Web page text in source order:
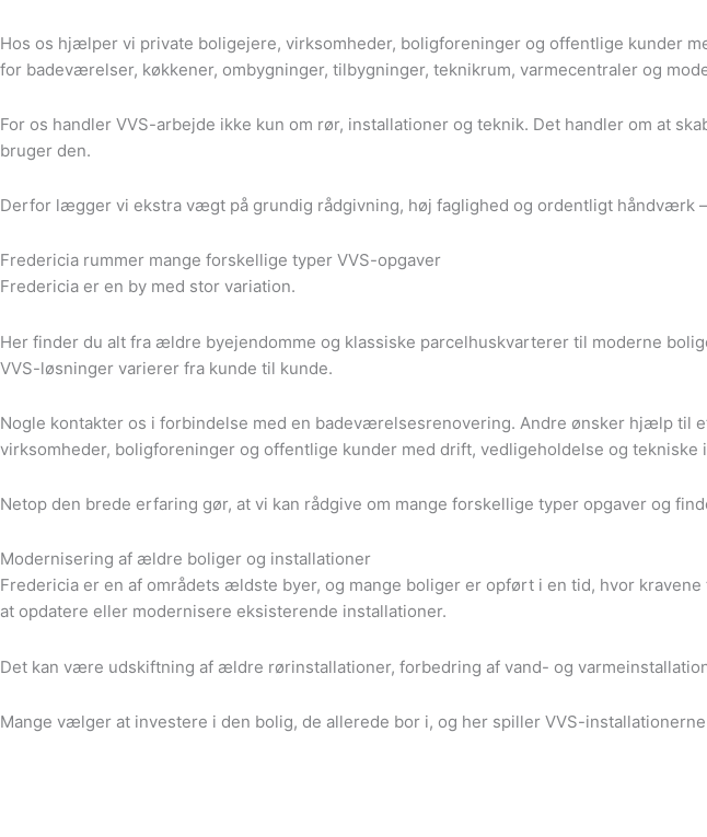
Hos os hjælper vi private boligejere, virksomheder, boligforeninger og offentlige kunder
for badeværelser, køkkener, ombygninger, tilbygninger, teknikrum, varmecentraler og
For os handler VVS-arbejde ikke kun om rør, installationer og teknik. Det handler om at
bruger den.
Derfor lægger vi ekstra vægt på grundig rådgivning, høj faglighed og ordentligt håndværk
Fredericia rummer mange forskellige typer VVS-opgaver
Fredericia er en by med stor variation.
Her finder du alt fra ældre byejendomme og klassiske parcelhuskvarterer til moderne
VVS-løsninger varierer fra kunde til kunde.
Nogle kontakter os i forbindelse med en badeværelsesrenovering. Andre ønsker hjælp
virksomheder, boligforeninger og offentlige kunder med drift, vedligeholdelse og tekniske
Netop den brede erfaring gør, at vi kan rådgive om mange forskellige typer opgaver og
Modernisering af ældre boliger og installationer
Fredericia er en af områdets ældste byer, og mange boliger er opført i en tid, hvor
at opdatere eller modernisere eksisterende installationer.
Det kan være udskiftning af ældre rørinstallationer, forbedring af vand- og
Mange vælger at investere i den bolig, de allerede bor i, og her spiller VVS-